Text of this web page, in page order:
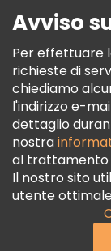
Termini E
Informativa
Freetour Premi
Programma Di
Avviso
Per effettuare
richieste di
chiediamo
l'indirizzo e-
dettaglio
nostra
al trattamento
Il nostro sito
utente